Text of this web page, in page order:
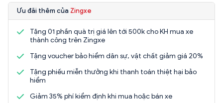
Ưu đãi thêm của Zingxe
Tặng 01 phần quà trị giá lên tới 500k cho KH mua xe
thành công trên Zingxe
Tặng voucher bảo hiểm dân sự, vật chất giảm giá 20%
Tặng phiếu miễn thưởng khi thanh toán thiệt hại bảo
hiểm
Giảm 35% phí kiểm định khi mua hoặc bán xe